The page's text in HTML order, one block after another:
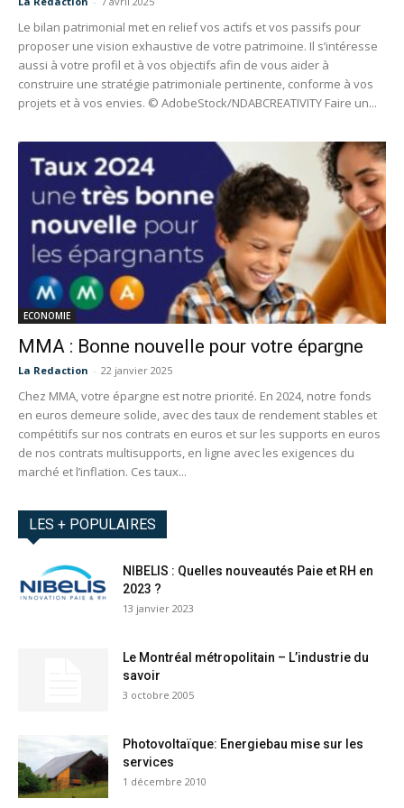
Le bilan patrimonial met en relief vos actifs et vos passifs pour
proposer une vision exhaustive de votre patrimoine. Il s’intéresse
aussi à votre profil et à vos objectifs afin de vous aider à
construire une stratégie patrimoniale pertinente, conforme à vos
projets et à vos envies. © AdobeStock/NDABCREATIVITY Faire un...
ECONOMIE
MMA : Bonne nouvelle pour votre épargne
La Redaction - 22 janvier 2025
Chez MMA, votre épargne est notre priorité. En 2024, notre fonds
en euros demeure solide, avec des taux de rendement stables et
compétitifs sur nos contrats en euros et sur les supports en euros
de nos contrats multisupports, en ligne avec les exigences du
marché et l’inflation. Ces taux...
LES + POPULAIRES
NIBELIS : Quelles nouveautés Paie et RH en
2023 ?
13 janvier 2023
Le Montréal métropolitain – L’industrie du
savoir
3 octobre 2005
Photovoltaïque: Energiebau mise sur les
services
1 décembre 2010